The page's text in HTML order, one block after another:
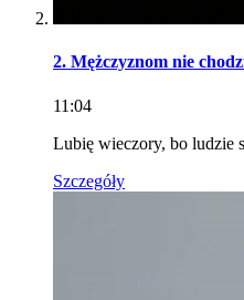
2. Mężczyznom nie
11:04
Lubię wieczory, bo ludzie
Szczegóły